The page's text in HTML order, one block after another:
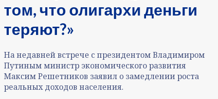
том, что олигархи деньги
теряют?»
На недавней встрече с президентом Владимиром
Путиным министр экономического развития
Максим Решетников заявил о замедлении роста
реальных доходов населения.